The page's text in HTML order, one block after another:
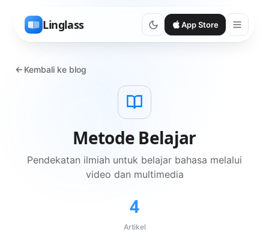
Linglass App Store
Kembali ke blog
Metode Belajar
Pendekatan ilmiah untuk belajar bahasa melalui
video dan multimedia
4
Artikel